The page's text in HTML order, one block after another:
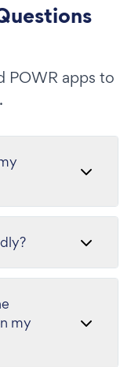
POWR apps to
my